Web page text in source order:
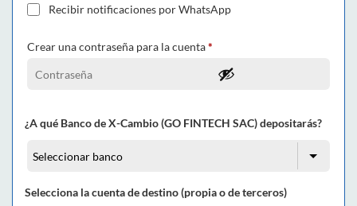
Recibir notificaciones por WhatsApp
Crear una contraseña para la cuenta*
¿A qué Banco de X-Cambio (GO FINTECH SAC) depositarás?
Selecciona la cuenta de destino (propia o de terceros)